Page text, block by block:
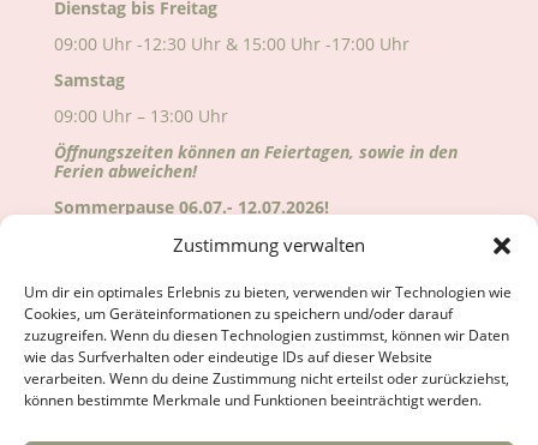
Zustimmung verwalten
Um dir ein optimales Erlebnis zu bieten, verwenden wir Technologien wie
Cookies, um Geräteinformationen zu speichern und/oder darauf
zuzugreifen. Wenn du diesen Technologien zustimmst, können wir Daten
wie das Surfverhalten oder eindeutige IDs auf dieser Website
verarbeiten. Wenn du deine Zustimmung nicht erteilst oder zurückziehst,
können bestimmte Merkmale und Funktionen beeinträchtigt werden.
Dienstag bis Freitag
09:00 Uhr -12:30 Uhr & 15:00 Uhr -17:00 Uhr
Samstag
09:00 Uhr – 13:00 Uhr
Öffnungszeiten können an Feiertagen, sowie in den
Ferien abweichen!
Sommerpause 06.07.- 12.07.2026!
Alle Änderungen sind auf Google ersichtlich!